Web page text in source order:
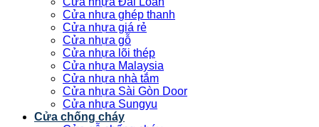
Cửa nhựa ghép thanh
Cửa nhựa giá rẻ
Cửa nhựa gỗ
Cửa nhựa lõi thép
Cửa nhựa Malaysia
Cửa nhựa nhà tắm
Cửa nhựa Sài Gòn Door
Cửa nhựa Sungyu
Cửa chống cháy